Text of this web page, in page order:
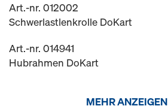
Art.-nr. 012002
Schwerlastlenkrolle DoKart
Art.-nr. 014941
Hubrahmen DoKart
MEHR ANZEIGEN